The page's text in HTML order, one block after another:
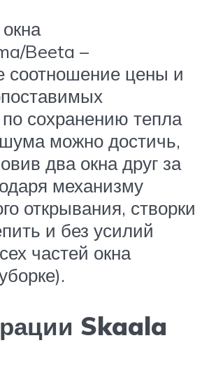
Beeta –
соотношение цены и
по сохранению тепла
можно достичь,
два окна друг за
механизму
открывания, створки
и без усилий
частей окна
Skaala